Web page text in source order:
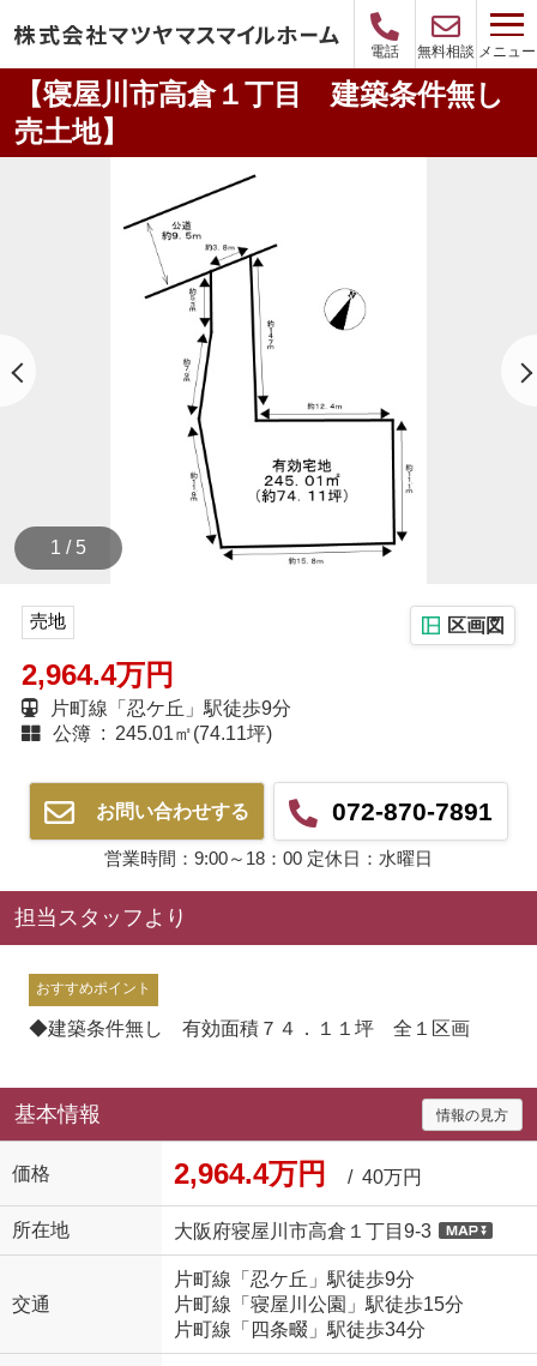
電話 無料相談 メニュー
【寝屋川市高倉１丁目 建築条件無し
売土地】
1 / 5
売地 区画図
2,964.4万円
片町線「忍ケ丘」駅徒歩9分
公簿 : 245.01㎡(74.11坪)
お問い合わせする 072-870-7891
営業時間：9:00～18：00 定休日：水曜日
担当スタッフより
おすすめポイント
◆建築条件無し 有効面積７４．１１坪 全１区画
基本情報 情報の見方
価格 2,964.4万円 / 40万円
所在地 大阪府寝屋川市高倉１丁目9-3
交通
片町線「忍ケ丘」駅徒歩9分
片町線「寝屋川公園」駅徒歩15分
片町線「四条畷」駅徒歩34分